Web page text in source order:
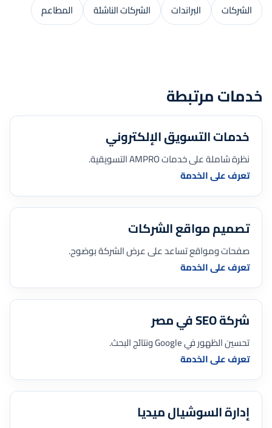
الشركات البراندات الشركات الناشئة المطاعم
خدمات مرتبطة
خدمات التسويق الإلكتروني
نظرة شاملة على خدمات AMPRO التسويقية.
تعرف على الخدمة
تصميم مواقع الشركات
صفحات ومواقع تساعد على عرض الشركة بوضوح.
تعرف على الخدمة
شركة SEO في مصر
تحسين الظهور في Google ونتائج البحث.
تعرف على الخدمة
إدارة السوشيال ميديا